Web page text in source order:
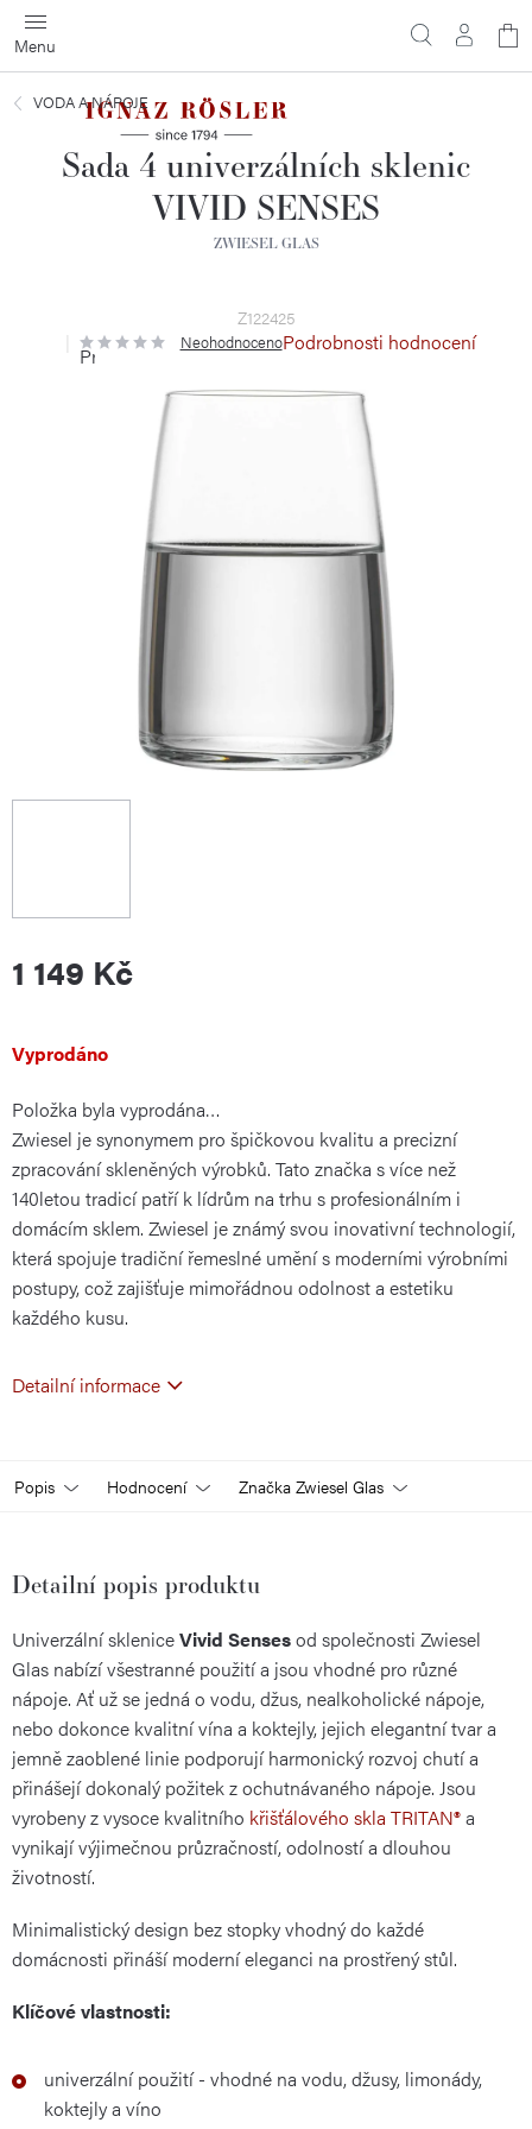
Přejít
na
obsah
VODA A NÁPOJE
Sada 4 univerzálních sklenic
VIVID SENSES
ZWIESEL GLAS
Z122425
Průměrné
hodnocení
hvězdiček.
NeohodnocenoPodrobnosti hodnocení
1 149 Kč
Měrná
cena:
Vyprodáno
Položka byla vyprodána…
Zwiesel je synonymem pro špičkovou kvalitu a precizní
zpracování skleněných výrobků. Tato značka s více než
140letou tradicí patří k lídrům na trhu s profesionálním i
domácím sklem. Zwiesel je známý svou inovativní technologií,
která spojuje tradiční řemeslné umění s moderními výrobními
postupy, což zajišťuje mimořádnou odolnost a estetiku
každého kusu.
Detailní informace
Popis Hodnocení Značka Zwiesel Glas
Detailní popis produktu
Univerzální skleniceVivid Sensesod společnosti Zwiesel
Glas nabízí všestranné použití a jsou vhodné pro různé
nápoje. Ať už se jedná o vodu, džus, nealkoholické nápoje,
nebo dokonce kvalitní vína a koktejly, jejich elegantní tvar a
jemně zaoblené linie podporují harmonický rozvoj chutí a
přinášejí dokonalý požitek z ochutnávaného nápoje. Jsou
vyrobeny z vysoce kvalitního křišťálového skla TRITAN®a
vynikají výjimečnou průzračností, odolností a dlouhou
životností.
Minimalistický design bez stopky vhodný do každé
domácnosti přináší moderní eleganci na prostřený stůl.
Klíčové vlastnosti:
univerzální použití - vhodné na vodu, džusy, limonády,
koktejly a víno